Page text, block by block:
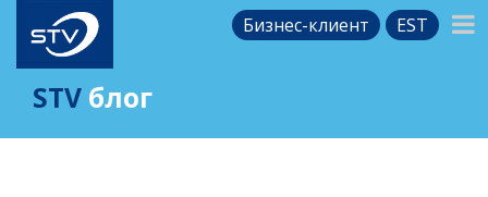
Бизнес-клиент EST
STV блог